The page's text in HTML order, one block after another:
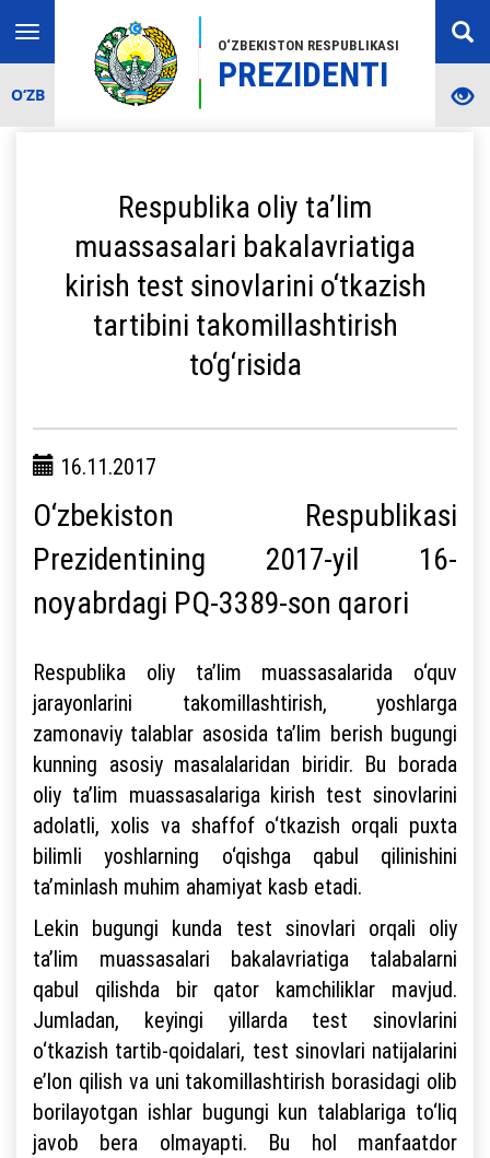
O‘ZBEKISTON RESPUBLIKASI
PREZIDENTI
Toggle
navigation
O‘ZB
Respublika oliy ta’lim
muassasalari bakalavriatiga
kirish test sinovlarini o‘tkazish
tartibini takomillashtirish
to‘g‘risida
16.11.2017
O‘zbekiston Respublikasi
Prezidentining 2017-yil 16-
noyabrdagi PQ-3389-son qarori
Respublika oliy ta’lim muassasalarida o‘quv
jarayonlarini takomillashtirish, yoshlarga
zamonaviy talablar asosida ta’lim berish bugungi
kunning asosiy masalalaridan biridir. Bu borada
oliy ta’lim muassasalariga kirish test sinovlarini
adolatli, xolis va shaffof o‘tkazish orqali puxta
bilimli yoshlarning o‘qishga qabul qilinishini
ta’minlash muhim ahamiyat kasb etadi.
Lekin bugungi kunda test sinovlari orqali oliy
ta’lim muassasalari bakalavriatiga talabalarni
qabul qilishda bir qator kamchiliklar mavjud.
Jumladan, keyingi yillarda test sinovlarini
o‘tkazish tartib-qoidalari, test sinovlari natijalarini
e’lon qilish va uni takomillashtirish borasidagi olib
borilayotgan ishlar bugungi kun talablariga to‘liq
javob bera olmayapti. Bu hol manfaatdor